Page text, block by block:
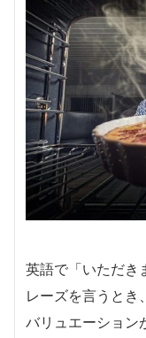
英語で「いただき
レーズを言うとき
バリュエーション